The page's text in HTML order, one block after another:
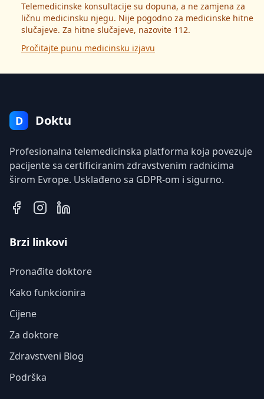
Telemedicinske konsultacije su dopuna, a ne zamjena za
ličnu medicinsku njegu. Nije pogodno za medicinske hitne
slučajeve. Za hitne slučajeve, nazovite 112.
Pročitajte punu medicinsku izjavu
D Doktu
Profesionalna telemedicinska platforma koja povezuje
pacijente sa certificiranim zdravstvenim radnicima
širom Evrope. Usklađeno sa GDPR-om i sigurno.
Brzi linkovi
Pronađite doktore
Kako funkcionira
Cijene
Za doktore
Zdravstveni Blog
Podrška